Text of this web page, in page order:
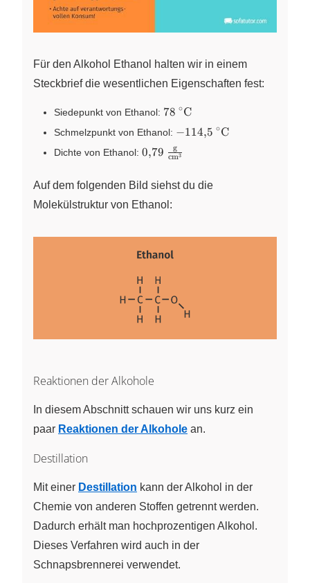
Für den Alkohol Ethanol halten wir in einem
Steckbrief die wesentlichen Eigenschaften fest:
Siedepunkt von Ethanol: \pu{78
78 ∘C
Schmelzpunkt von Ethanol: \pu{-114,5
°C}
−114,5 ∘C
Dichte von Ethanol: \pu{0,79
0,79 cm3
g
Auf dem folgenden Bild siehst du die
Molekülstruktur von Ethanol:
Reaktionen der Alkohole
In diesem Abschnitt schauen wir uns kurz ein
paar Reaktionen der Alkohole an.
Destillation
Mit einer Destillation kann der Alkohol in der
Chemie von anderen Stoffen getrennt werden.
Dadurch erhält man hochprozentigen Alkohol.
Dieses Verfahren wird auch in der
Schnapsbrennerei verwendet.